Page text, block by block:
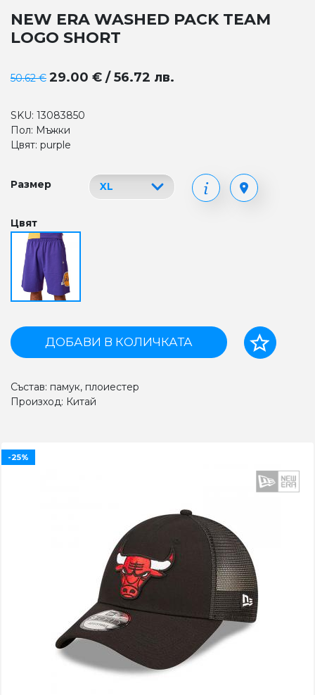
NEW ERA WASHED PACK TEAM
LOGO SHORT
50.62 € 29.00 € / 56.72 лв.
SKU: 13083850
Пол: Мъжки
Цвят: purple
Размер
Цвят
ДОБАВИ В КОЛИЧКАТА
Състав: памук, плоиестер
Произход: Китай
-25%